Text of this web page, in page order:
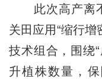
此次高产离不
关田应用“缩行
技术组合，围绕
升植株数量，